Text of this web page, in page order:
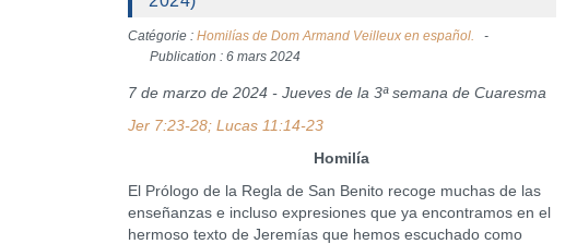
Catégorie : Homilías de Dom Armand Veilleux en español.
Publication : 6 mars 2024
7 de marzo de 2024 - Jueves de la 3ª semana de Cuaresma
Jer 7:23-28; Lucas 11:14-23
Homilía
El Prólogo de la Regla de San Benito recoge muchas de las
enseñanzas e incluso expresiones que ya encontramos en el
hermoso texto de Jeremías que hemos escuchado como